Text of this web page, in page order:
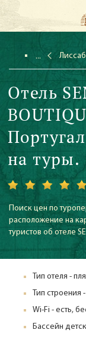
Отель
на туры.
Поиск цен по
расположение на
туристов об отеле
Тип отеля -
Тип строения
Wi-Fi - есть,
Бассейн